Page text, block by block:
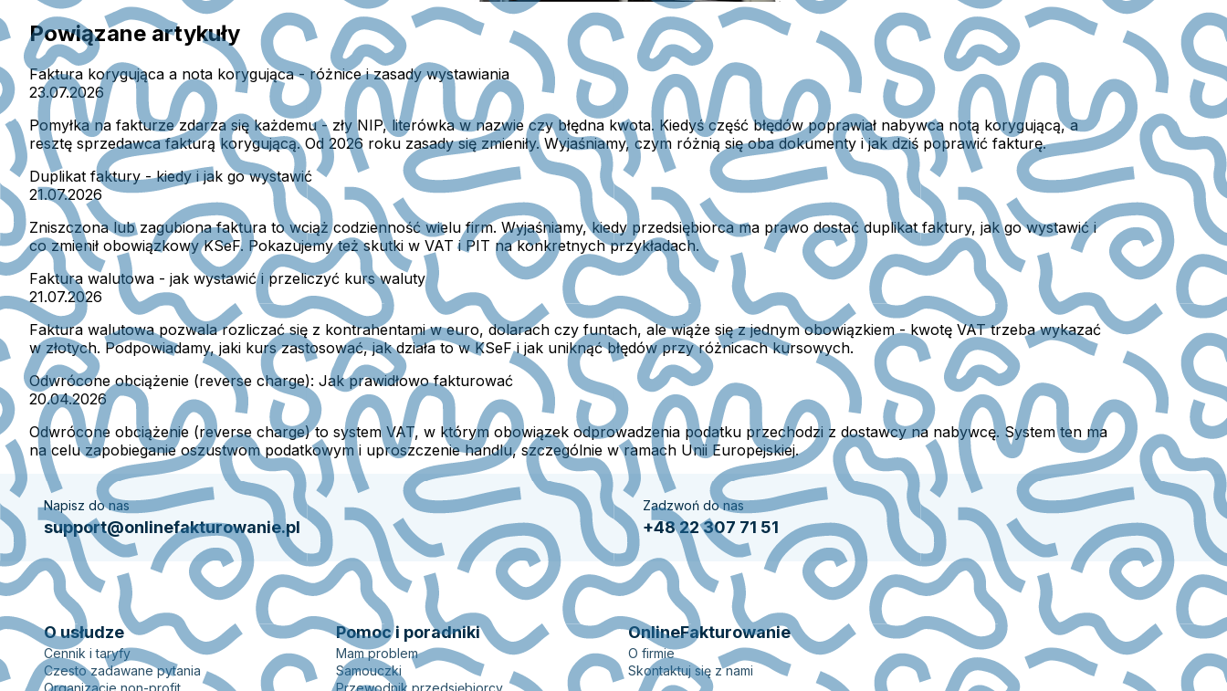
Powiązane artykuły
Faktura korygująca a nota korygująca - różnice i zasady wystawiania
23.07.2026
Pomyłka na fakturze zdarza się każdemu - zły NIP, literówka w nazwie czy błędna kwota. Kiedyś część błędów poprawiał nabywca notą korygującą, a
resztę sprzedawca fakturą korygującą. Od 2026 roku zasady się zmieniły. Wyjaśniamy, czym różnią się oba dokumenty i jak dziś poprawić fakturę.
Duplikat faktury - kiedy i jak go wystawić
21.07.2026
Zniszczona lub zagubiona faktura to wciąż codzienność wielu firm. Wyjaśniamy, kiedy przedsiębiorca ma prawo dostać duplikat faktury, jak go wystawić i
co zmienił obowiązkowy KSeF. Pokazujemy też skutki w VAT i PIT na konkretnych przykładach.
Faktura walutowa - jak wystawić i przeliczyć kurs waluty
21.07.2026
Faktura walutowa pozwala rozliczać się z kontrahentami w euro, dolarach czy funtach, ale wiąże się z jednym obowiązkiem - kwotę VAT trzeba wykazać
w złotych. Podpowiadamy, jaki kurs zastosować, jak działa to w KSeF i jak uniknąć błędów przy różnicach kursowych.
Odwrócone obciążenie (reverse charge): Jak prawidłowo fakturować
20.04.2026
Odwrócone obciążenie (reverse charge) to system VAT, w którym obowiązek odprowadzenia podatku przechodzi z dostawcy na nabywcę. System ten ma
na celu zapobieganie oszustwom podatkowym i uproszczenie handlu, szczególnie w ramach Unii Europejskiej.
Napisz do nas
support@onlinefakturowanie.pl
Zadzwoń do nas
+48 22 307 71 51
O usłudze
Cennik i taryfy
Czesto zadawane pytania
Organizacje non-profit
Pomoc i poradniki
Mam problem
Samouczki
Przewodnik przedsiębiorcy
OnlineFakturowanie
O firmie
Skontaktuj się z nami